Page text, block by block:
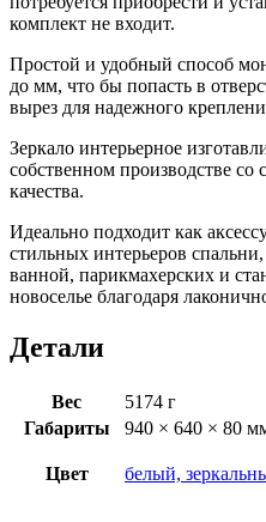
комплект не входит.
Простой и удобный способ
до мм, что бы попасть в
вырез для надежного
Зеркало интерьерное
собственном производстве со
качества.
Идеально подходит как
стильных интерьеров
ванной, парикмахерских и
новоселье благодаря
Детали
Вес
5174 г
Габариты
940 × 640 × 80
Цвет белый,